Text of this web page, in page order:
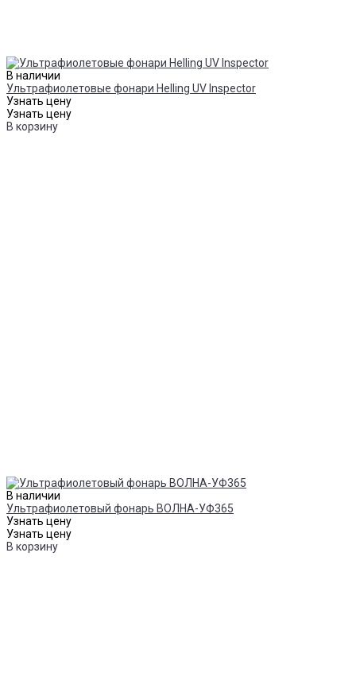
В наличии
Ультрафиолетовые фонари Helling UV Inspector
Узнать цену
Узнать цену
В корзину
В наличии
Ультрафиолетовый фонарь ВОЛНА-УФ365
Узнать цену
Узнать цену
В корзину